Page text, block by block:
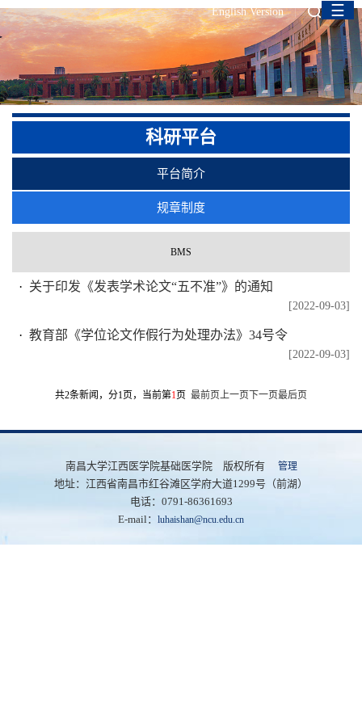
English Version ☰
科研平台
平台简介
规章制度
BMS
关于印发《发表学术论文“五不准”》的通知
[2022-09-03]
教育部《学位论文作假行为处理办法》34号令
[2022-09-03]
共2条新闻，分1页，当前第1页 最前页上一页 下一页最后页
南昌大学江西医学院基础医学院 版权所有 管理
地址：江西省南昌市红谷滩区学府大道1299号（前湖）
电话：0791-86361693
E-mail： luhaishan@ncu.edu.cn